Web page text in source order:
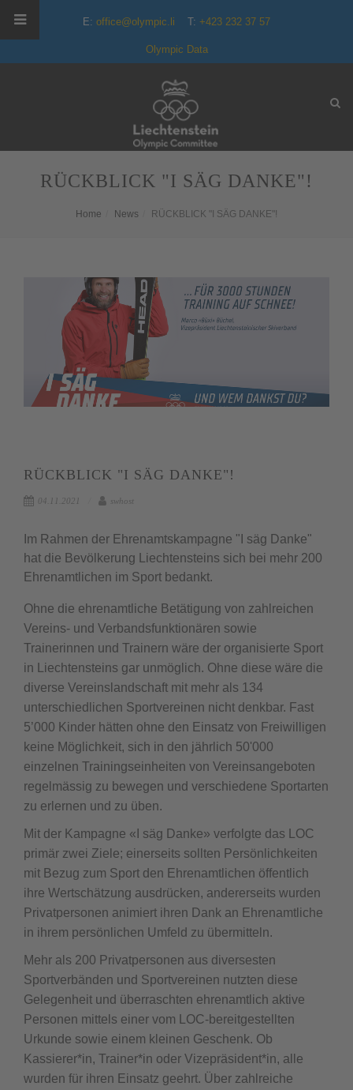
E: office@olympic.li T: +423 232 37 57
Olympic Data
RÜCKBLICK "I SÄG DANKE"!
Home News RÜCKBLICK "I SÄG DANKE"!
RÜCKBLICK "I SÄG DANKE"!
04.11.2021 swhost
Im Rahmen der Ehrenamtskampagne "I säg Danke"
hat die Bevölkerung Liechtensteins sich bei mehr 200
Ehrenamtlichen im Sport bedankt.
Ohne die ehrenamtliche Betätigung von zahlreichen
Vereins- und Verbandsfunktionären sowie
Trainerinnen und Trainern wäre der organisierte Sport
in Liechtensteins gar unmöglich. Ohne diese wäre die
diverse Vereinslandschaft mit mehr als 134
unterschiedlichen Sportvereinen nicht denkbar. Fast
5’000 Kinder hätten ohne den Einsatz von Freiwilligen
keine Möglichkeit, sich in den jährlich 50'000
einzelnen Trainingseinheiten von Vereinsangeboten
regelmässig zu bewegen und verschiedene Sportarten
zu erlernen und zu üben.
Mit der Kampagne «I säg Danke» verfolgte das LOC
primär zwei Ziele; einerseits sollten Persönlichkeiten
mit Bezug zum Sport den Ehrenamtlichen öffentlich
ihre Wertschätzung ausdrücken, andererseits wurden
Privatpersonen animiert ihren Dank an Ehrenamtliche
in ihrem persönlichen Umfeld zu übermitteln.
Mehr als 200 Privatpersonen aus diversesten
Sportverbänden und Sportvereinen nutzten diese
Gelegenheit und überraschten ehrenamtlich aktive
Personen mittels einer vom LOC-bereitgestellten
Urkunde sowie einem kleinen Geschenk. Ob
Kassierer*in, Trainer*in oder Vizepräsident*in, alle
wurden für ihren Einsatz geehrt. Über zahlreiche